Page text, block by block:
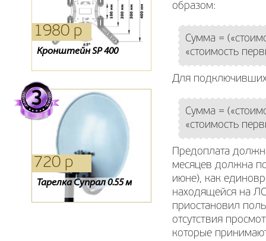
1980 р
Кронштейн SP 400
760 р
Кронштейн Holder 2005
2480 р
Карта Телекарта
720 р
Тарелка Супрал 0.55 м
390 р
Пульт для спутникового
ресивера ТЕЛЕКАРТА
BigSAT Golden 1 CR
1980 р
Цифровой эфирный
ресивер SCAN T2-1840HD
образом:
Сумма =
«стоимость
Для
Сумма =
«стоимость
Предоплата
месяцев должна
июне), как
находящейся на
приостановил
отсутствия
которые